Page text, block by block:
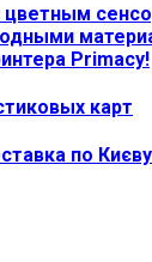
цветным
Primacy!
карт
по Києву